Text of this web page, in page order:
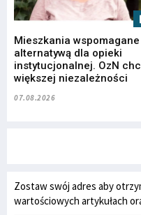
Mieszkania wspomagane
alternatywą dla opieki
instytucjonalnej. OzN
większej niezależności
07.08.2026
Zostaw swój adres aby
wartościowych artykułach